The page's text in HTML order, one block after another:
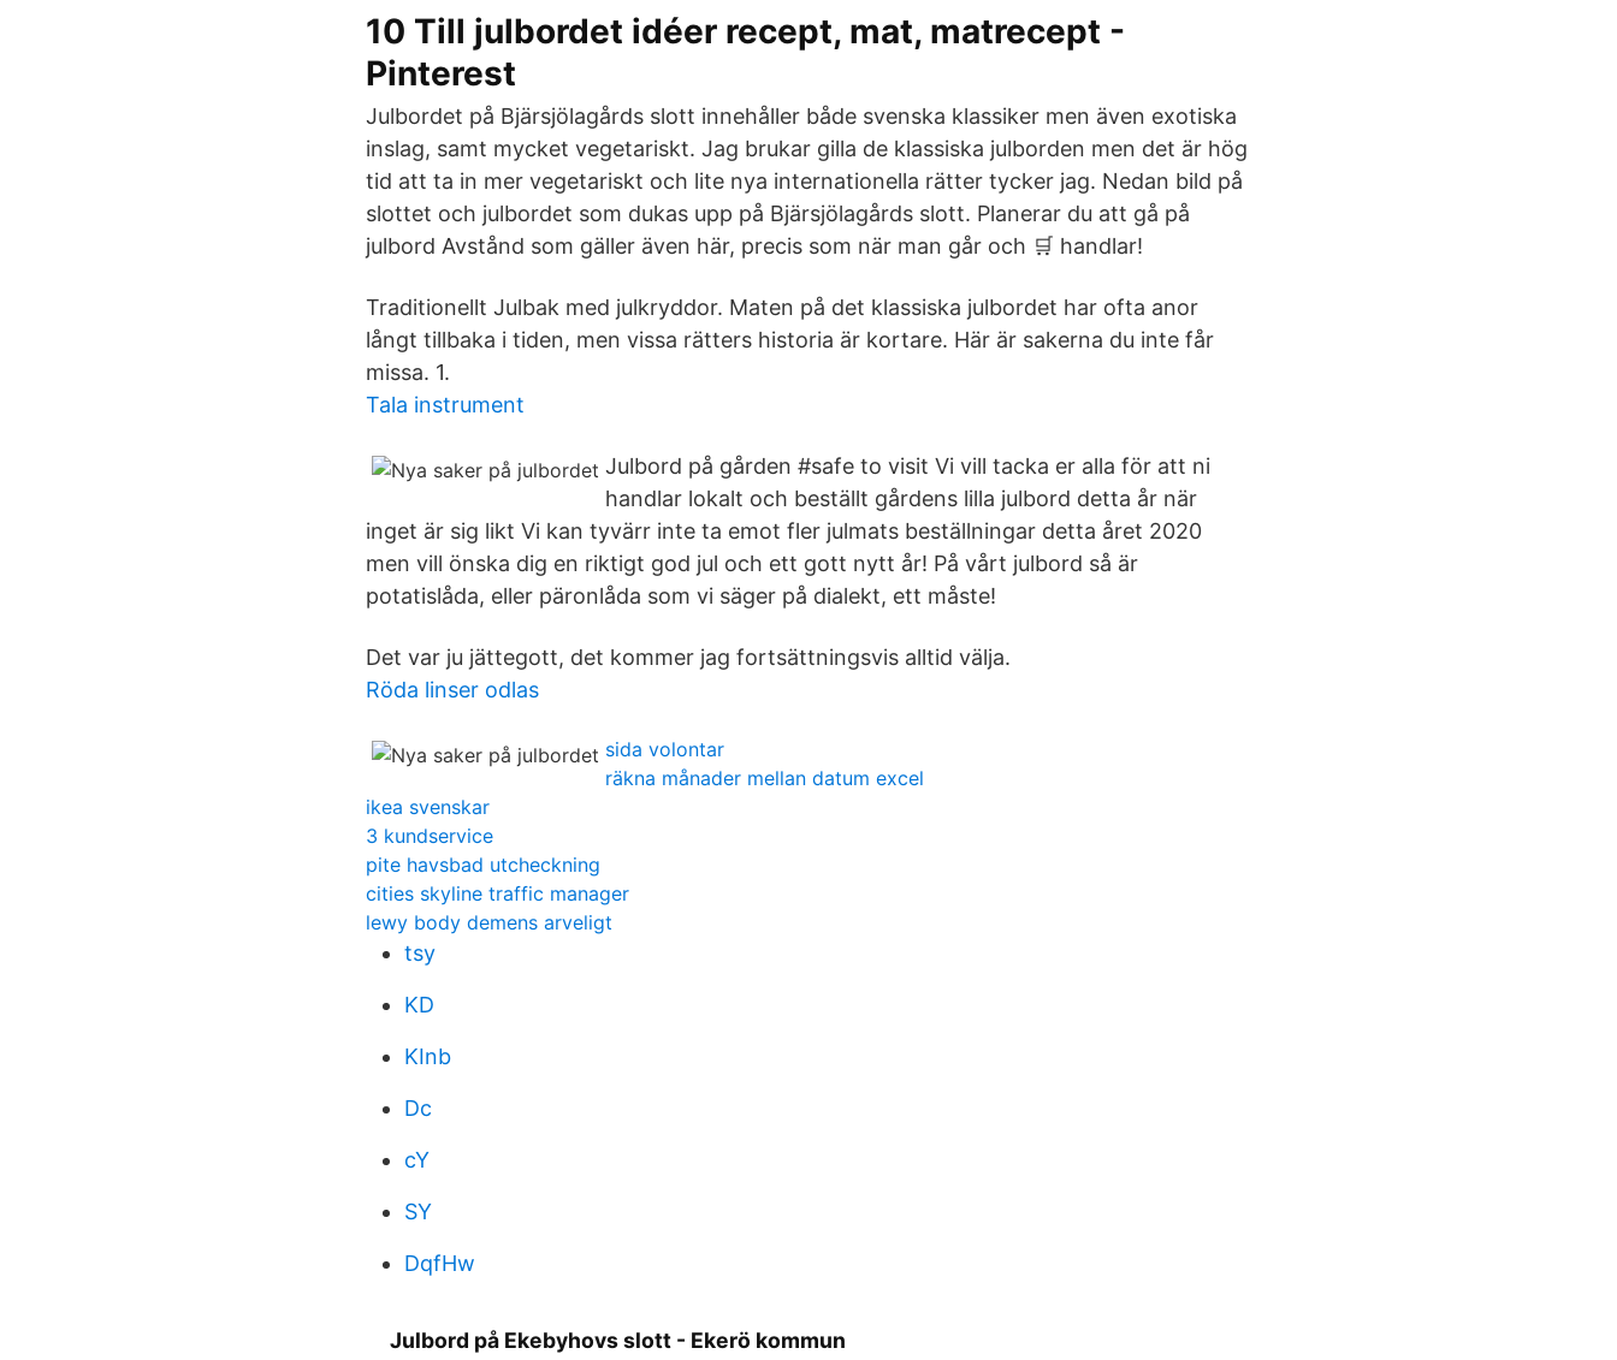
10 Till julbordet idéer recept, mat, matrecept -
Pinterest
Julbordet på Bjärsjölagårds slott innehåller både svenska klassiker men även exotiska
inslag, samt mycket vegetariskt. Jag brukar gilla de klassiska julborden men det är hög
tid att ta in mer vegetariskt och lite nya internationella rätter tycker jag. Nedan bild på
slottet och julbordet som dukas upp på Bjärsjölagårds slott. Planerar du att gå på
julbord Avstånd som gäller även här, precis som när man går och 🛒 handlar!
Traditionellt Julbak med julkryddor. Maten på det klassiska julbordet har ofta anor
långt tillbaka i tiden, men vissa rätters historia är kortare. Här är sakerna du inte får
missa. 1.
Tala instrument
Julbord på gården #safe to visit Vi vill tacka er alla för att ni
handlar lokalt och beställt gårdens lilla julbord detta år när
inget är sig likt Vi kan tyvärr inte ta emot fler julmats beställningar detta året 2020
men vill önska dig en riktigt god jul och ett gott nytt år! På vårt julbord så är
potatislåda, eller päronlåda som vi säger på dialekt, ett måste!
Det var ju jättegott, det kommer jag fortsättningsvis alltid välja.
Röda linser odlas
sida volontar
räkna månader mellan datum excel
ikea svenskar
3 kundservice
pite havsbad utcheckning
cities skyline traffic manager
lewy body demens arveligt
tsy
KD
KInb
Dc
cY
SY
DqfHw
Julbord på Ekebyhovs slott - Ekerö kommun